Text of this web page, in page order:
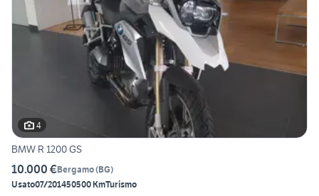
4
BMW R 1200 GS
10.000 €Bergamo(BG)
Usato07/201450500 KmTurismo